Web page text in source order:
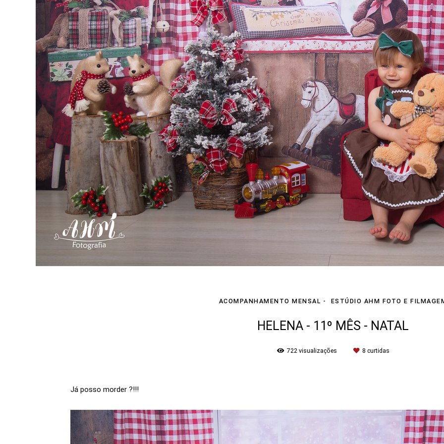
ACOMPANHAMENTO MENSAL ESTÚDIO AHM FOTO E
HELENA - 11º MÊS - NATAL
722 visualizações 8 curtidas
Já posso morder ?!!!